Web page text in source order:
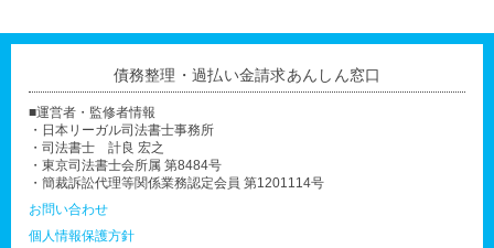
債務整理・過払い金請求あんしん窓口
■運営者・監修者情報
・日本リーガル司法書士事務所
・司法書士 計良 宏之
・東京司法書士会所属 第8484号
・簡裁訴訟代理等関係業務認定会員 第1201114号
お問い合わせ
個人情報保護方針